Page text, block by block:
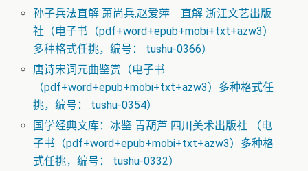
孙子兵法直解 萧尚兵,赵爱萍 直解 浙江文艺出版
社（电子书（pdf+word+epub+mobi+txt+azw3）
多种格式任挑，编号： tushu-0366）
唐诗宋词元曲鉴赏（电子书
（pdf+word+epub+mobi+txt+azw3）多种格式任
挑，编号： tushu-0354）
国学经典文库：冰鉴 青葫芦 四川美术出版社 （电
子书（pdf+word+epub+mobi+txt+azw3）多种格
式任挑，编号： tushu-0332）